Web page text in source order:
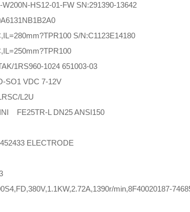
HS12-01-FW SN:291390-13642
S/N:C1123E14180
1RS960-1024 651003-03
VDC 7-12V
L2U
FE25TR-L DN25 ANSI150
ELECTRODE
min,8F40020187-